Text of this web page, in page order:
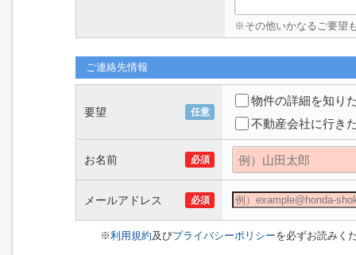
※その他いかなるご要望
ご連絡先情報
要望 任意
物件の詳細を知り
不動産会社に行き
お名前 必須
メールアドレス 必須
※利用規約及びプライバシーポリシーを必ずお読みく